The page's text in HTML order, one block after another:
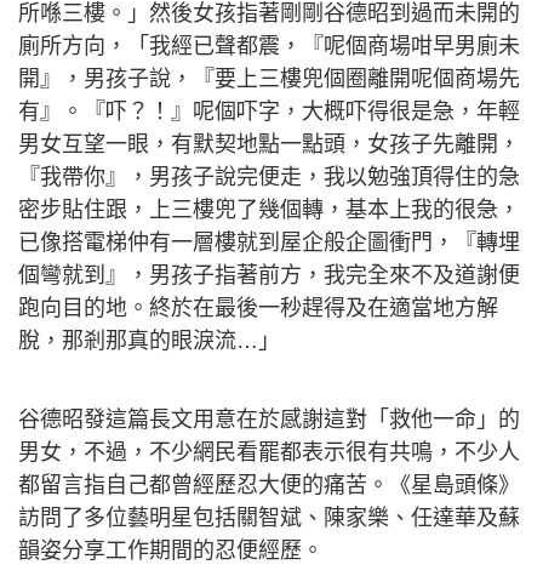
所喺三樓。」然後女孩指著剛剛谷德昭到過而未開的
廁所方向，「我經已聲都震，『呢個商場咁早男廁未
開』，男孩子說，『要上三樓兜個圈離開呢個商場先
有』。『吓？！』呢個吓字，大概吓得很是急，年輕
男女互望一眼，有默契地點一點頭，女孩子先離開，
『我帶你』，男孩子說完便走，我以勉強頂得住的急
密步貼住跟，上三樓兜了幾個轉，基本上我的很急，
已像搭電梯仲有一層樓就到屋企般企圖衝門，『轉埋
個彎就到』，男孩子指著前方，我完全來不及道謝便
跑向目的地。終於在最後一秒趕得及在適當地方解
脫，那剎那真的眼淚流…」
谷德昭發這篇長文用意在於感謝這對「救他一命」的
男女，不過，不少網民看罷都表示很有共鳴，不少人
都留言指自己都曾經歷忍大便的痛苦。《星島頭條》
訪問了多位藝明星包括關智斌、陳家樂、任達華及蘇
韻姿分享工作期間的忍便經歷。